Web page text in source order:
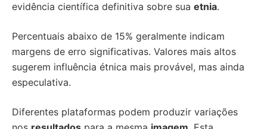
evidência científica definitiva sobre sua etnia.
Percentuais abaixo de 15% geralmente indicam
margens de erro significativas. Valores mais altos
sugerem influência étnica mais provável, mas ainda
especulativa.
Diferentes plataformas podem produzir variações